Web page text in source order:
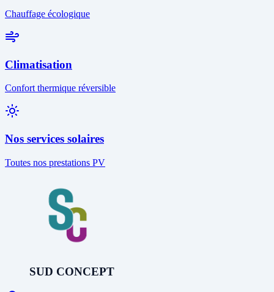
Chauffage écologique
Climatisation
Confort thermique réversible
Nos services solaires
Toutes nos prestations PV
SUD CONCEPT